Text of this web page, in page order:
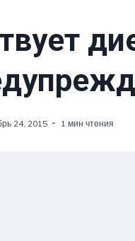
24, 2015 1 мин чтения